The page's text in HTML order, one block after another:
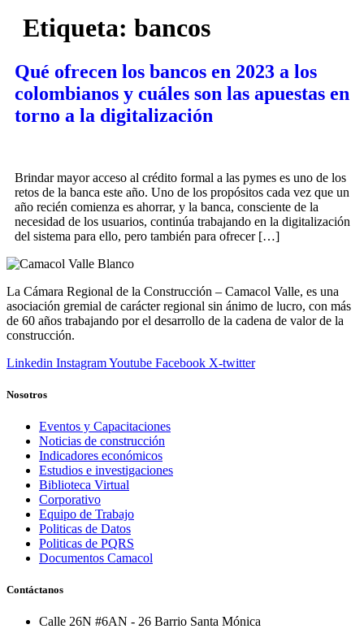
Etiqueta: bancos
Qué ofrecen los bancos en 2023 a los
colombianos y cuáles son las apuestas en
torno a la digitalización
Brindar mayor acceso al crédito formal a las pymes es uno de los
retos de la banca este año. Uno de los propósitos cada vez que un
año recién comienza es ahorrar, y la banca, consciente de la
necesidad de los usuarios, continúa trabajando en la digitalización
del sistema para ello, pero también para ofrecer […]
La Cámara Regional de la Construcción – Camacol Valle, es una
asociación gremial de carácter regional sin ánimo de lucro, con más
de 60 años trabajando por el desarrollo de la cadena de valor de la
construcción.
Linkedin InstagramYoutube Facebook X-twitter
Nosotros
Eventos y Capacitaciones
Noticias de construcción
Indicadores económicos
Estudios e investigaciones
Biblioteca Virtual
Corporativo
Equipo de Trabajo
Politicas de Datos
Politicas de PQRS
Documentos Camacol
Contáctanos
Calle 26N #6AN - 26 Barrio Santa Mónica